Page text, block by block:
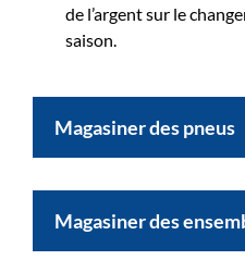
de l’argent sur le
saison.
Magasiner des pneus
Magasiner des